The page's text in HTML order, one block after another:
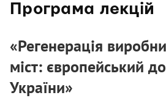
Програма лекцій
«Регенерація
міст: європейський
України»